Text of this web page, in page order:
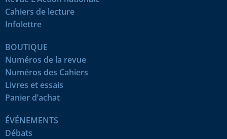
Cahiers de lecture
Infolettre
BOUTIQUE
Numéros de la revue
Numéros des Cahiers
Livres et essais
Panier d’achat
ÉVÉNEMENTS
Débats